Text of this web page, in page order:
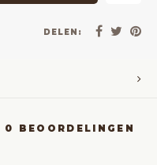
DELEN:
0 BEOORDELINGEN